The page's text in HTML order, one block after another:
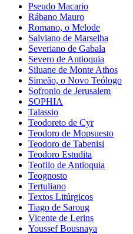
Pseudo Macario
Rábano Mauro
Romano, o Melode
Salviano de Marselha
Severiano de Gabala
Severo de Antioquia
Siluane de Monte Athos
Simeão, o Novo Teólogo
Sofronio de Jerusalem
SOPHIA
Talassio
Teodoreto de Cyr
Teodoro de Mopsuesto
Teodoro de Tabenisi
Teodoro Estudita
Teofilo de Antioquia
Teognosto
Tertuliano
Textos Litúrgicos
Tiago de Saroug
Vicente de Lerins
Youssef Bousnaya